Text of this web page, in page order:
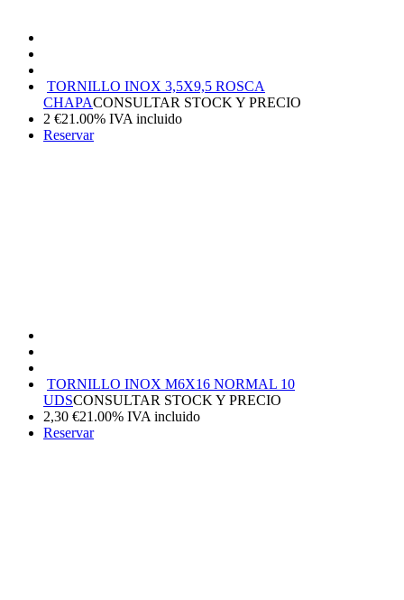
TORNILLO INOX 3,5X9,5 ROSCA
CHAPACONSULTAR STOCK Y PRECIO
2 €21.00% IVA incluido
Reservar
TORNILLO INOX M6X16 NORMAL 10
UDSCONSULTAR STOCK Y PRECIO
2,30 €21.00% IVA incluido
Reservar